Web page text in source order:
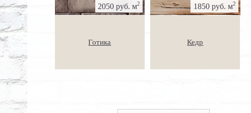
2050 руб. м2
Готика
1850 руб. м2
Кедр